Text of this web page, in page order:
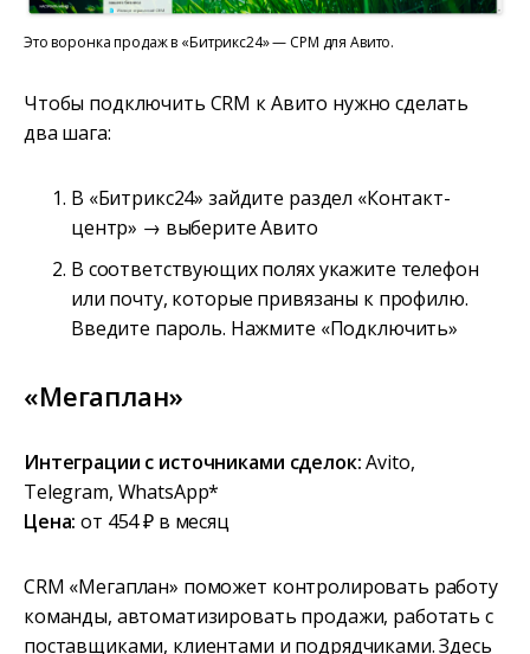
Это воронка продаж в «Битрикс24» — СРМ для Авито.
Чтобы подключить CRM к Авито нужно сделать
два шага:
В «Битрикс24» зайдите раздел «Контакт-
центр» → выберите Авито
В соответствующих полях укажите телефон
или почту, которые привязаны к профилю.
Введите пароль. Нажмите «Подключить»
«Мегаплан»
Интеграции с источниками сделок:Avito,
Telegram, WhatsApp*
Цена:от 454 ₽ в месяц
CRM «Мегаплан» поможет контролировать работу
команды, автоматизировать продажи, работать с
поставщиками, клиентами и подрядчиками. Здесь